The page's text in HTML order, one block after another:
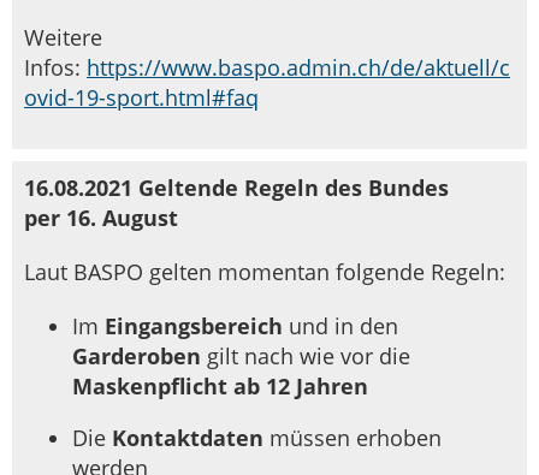
Weitere
Infos: https://www.baspo.admin.ch/de/aktuell/c
ovid-19-sport.html#faq
16.08.2021 Geltende Regeln des Bundes
per 16. August
Laut BASPO gelten momentan folgende Regeln:
Im Eingangsbereich und in den
Garderoben gilt nach wie vor die
Maskenpflicht ab 12 Jahren
Die Kontaktdaten müssen erhoben
werden